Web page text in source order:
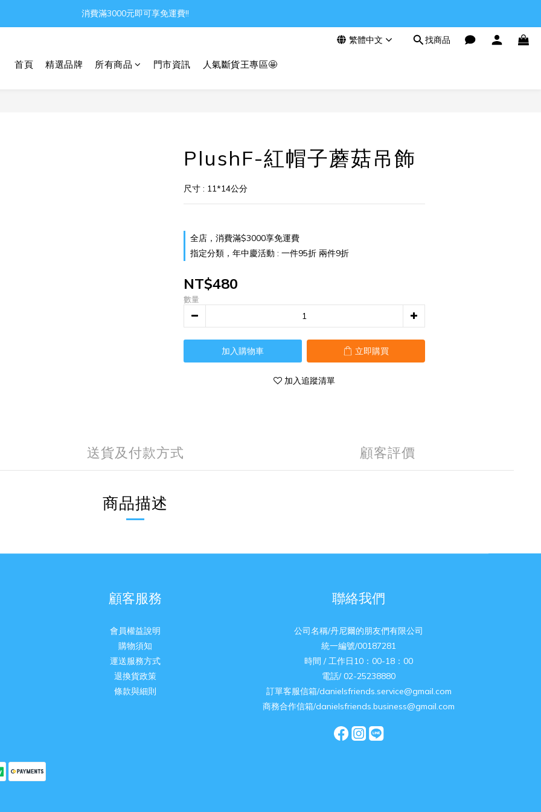
Gather all the joys in the world
消費滿3000元即可享免運費!!
繁體中文 找商品
首頁 精選品牌 所有商品 門市資訊 人氣斷貨王專區🤩
PlushF-紅帽子蘑菇吊飾
尺寸 : 11*14公分
全店，消費滿$3000享免運費
指定分類，年中慶活動 : 一件95折 兩件9折
NT$480
數量
加入購物車 立即購買
加入追蹤清單
送貨及付款方式 顧客評價
商品描述
顧客服務
會員權益說明
購物須知
運送服務方式
退換貨政策
條款與細則
聯絡我們
公司名稱/丹尼爾的朋友們有限公司
統一編號/00187281
時間 / 工作日10：00-18：00
電話/ 02-25238880
訂單客服信箱/danielsfriends.service@gmail.com
商務合作信箱/danielsfriends.business@gmail.com